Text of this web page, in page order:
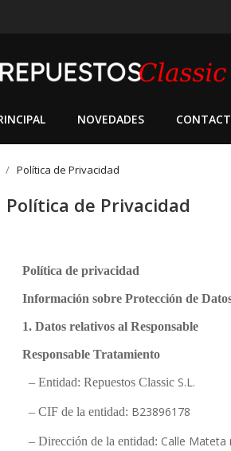
NOVEDADES
Política de Privacidad
Política de Privacidad
Política de privacidad
Información sobre Protección de
1. Datos relativos al Responsable
Responsable Tratamiento
– Entidad: Repuestos Classic S.L.
– CIF de la entidad: B23896178
– Dirección de la entidad: Calle Mateta